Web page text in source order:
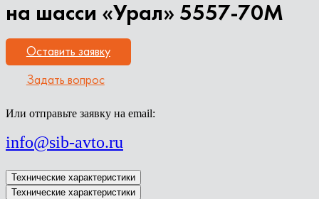
на шасси «Урал» 5557-70М
Оставить заявку
Задать вопрос
Или отправьте заявку на email:
info@sib-avto.ru
Технические характеристики
Технические характеристики